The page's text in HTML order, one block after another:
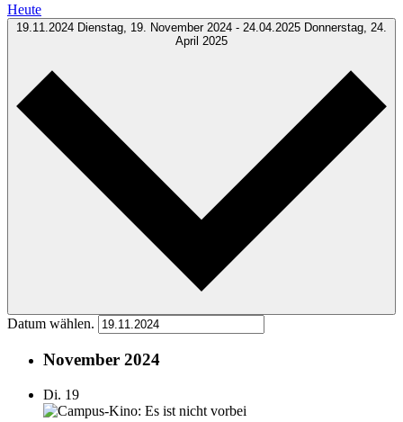
Heute
19.11.2024 Dienstag, 19. November 2024 - 24.04.2025 Donnerstag, 24.
April 2025
Datum wählen.
November 2024
Di. 19